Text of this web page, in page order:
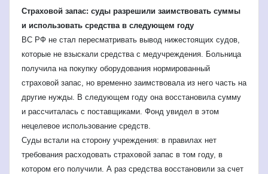
Страховой запас: суды разрешили заимствовать суммы
и использовать средства в следующем году
ВС РФ не стал пересматривать вывод нижестоящих судов,
которые не взыскали средства с медучреждения. Больница
получила на покупку оборудования нормированный
страховой запас, но временно заимствовала из него часть на
другие нужды. В следующем году она восстановила сумму
и рассчиталась с поставщиками. Фонд увидел в этом
нецелевое использование средств.
Суды встали на сторону учреждения: в правилах нет
требования расходовать страховой запас в том году, в
котором его получили. А раз средства восстановили за счет